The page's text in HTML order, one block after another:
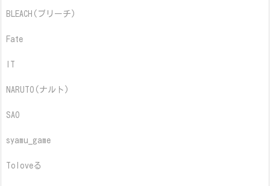
BLEACH(ブリーチ)
Fate
NARUTO(ナルト)
SAO
syamu_game
Toloveる